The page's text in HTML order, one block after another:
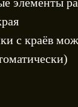
с краёв